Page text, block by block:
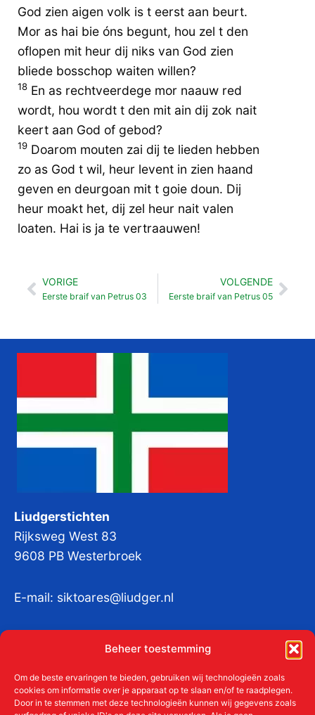
Beheer toestemming
Om de beste ervaringen te bieden, gebruiken wij technologieën zoals
cookies om informatie over je apparaat op te slaan en/of te raadplegen.
Door in te stemmen met deze technologieën kunnen wij gegevens zoals
God zien aigen volk is t eerst aan beurt.
Mor as hai bie óns begunt, hou zel t den
oflopen mit heur dij niks van God zien
bliede bosschop waiten willen?
18 En as rechtveerdege mor naauw red
wordt, hou wordt t den mit ain dij zok nait
keert aan God of gebod?
19 Doarom mouten zai dij te lieden hebben
zo as God t wil, heur levent in zien haand
geven en deurgoan mit t goie doun. Dij
heur moakt het, dij zel heur nait valen
loaten. Hai is ja te vertraauwen!
Vorige
VORIGE
Eerste braif van Petrus 03
VOLGENDE
Eerste braif van Petrus 05
Liudgerstichten
Rijksweg West 83
9608 PB Westerbroek
E-mail: siktoares@liudger.nl
KvKnr:41011712